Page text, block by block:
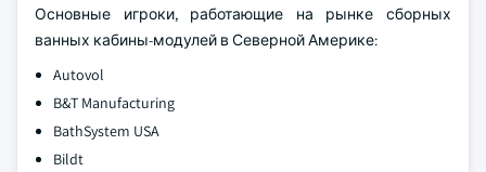
Основные игроки, работающие на рынке сборных
ванных кабины-модулей в Северной Америке:
Autovol
B&T Manufacturing
BathSystem USA
Bildt